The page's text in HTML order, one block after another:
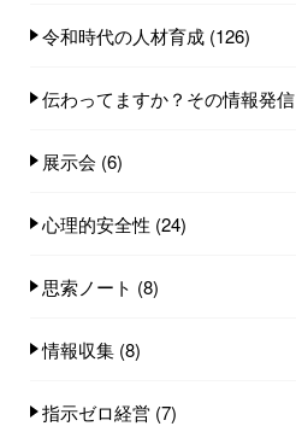
令和時代の人材育成 (126)
伝わってますか？その情報発信
展示会 (6)
心理的安全性 (24)
思索ノート (8)
情報収集 (8)
指示ゼロ経営 (7)